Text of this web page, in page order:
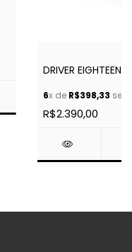
DRIVER
6x de R$398,33
R$2.390,00